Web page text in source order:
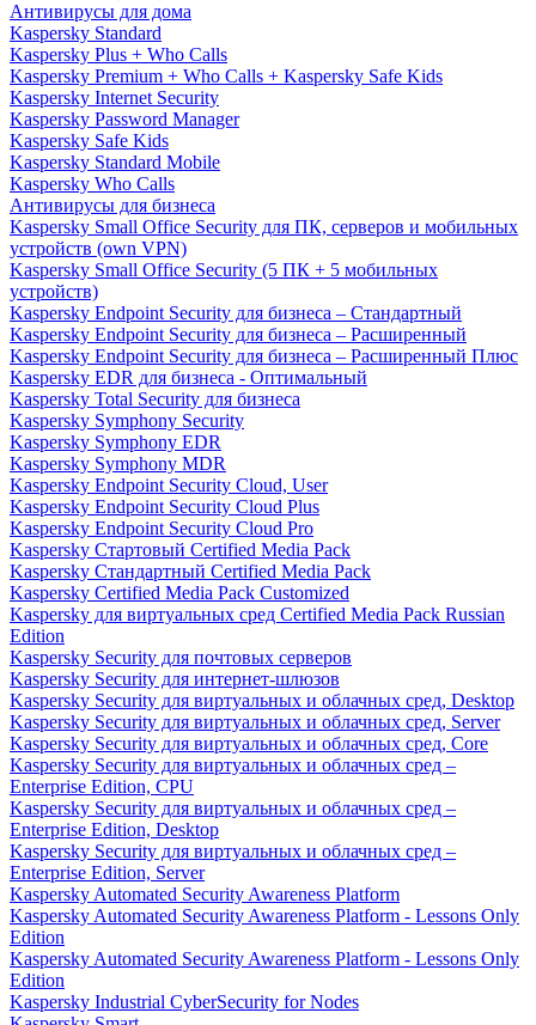
Антивирусы для дома
Kaspersky Standard
Kaspersky Plus + Who Calls
Kaspersky Premium + Who Calls + Kaspersky Safe Kids
Kaspersky Internet Security
Kaspersky Password Manager
Kaspersky Safe Kids
Kaspersky Standard Mobile
Kaspersky Who Calls
Антивирусы для бизнеса
Kaspersky Small Office Security для ПК, серверов и мобильных
устройств (own VPN)
Kaspersky Small Office Security (5 ПК + 5 мобильных
устройств)
Kaspersky Endpoint Security для бизнеса – Стандартный
Kaspersky Endpoint Security для бизнеса – Расширенный
Kaspersky Endpoint Security для бизнеса – Расширенный Плюс
Kaspersky EDR для бизнеса - Оптимальный
Kaspersky Total Security для бизнеса
Kaspersky Symphony Security
Kaspersky Symphony EDR
Kaspersky Symphony MDR
Kaspersky Endpoint Security Cloud, User
Kaspersky Endpoint Security Cloud Plus
Kaspersky Endpoint Security Cloud Pro
Kaspersky Стартовый Certified Media Pack
Kaspersky Стандартный Certified Media Pack
Kaspersky Certified Media Pack Customized
Kaspersky для виртуальных сред Certified Media Pack Russian
Edition
Kaspersky Security для почтовых серверов
Kaspersky Security для интернет-шлюзов
Kaspersky Security для виртуальных и облачных сред, Desktop
Kaspersky Security для виртуальных и облачных сред, Server
Kaspersky Security для виртуальных и облачных сред, Core
Kaspersky Security для виртуальных и облачных сред –
Enterprise Edition, CPU
Kaspersky Security для виртуальных и облачных сред –
Enterprise Edition, Desktop
Kaspersky Security для виртуальных и облачных сред –
Enterprise Edition, Server
Kaspersky Automated Security Awareness Platform
Kaspersky Automated Security Awareness Platform - Lessons Only
Edition
Kaspersky Automated Security Awareness Platform - Lessons Only
Edition
Kaspersky Industrial CyberSecurity for Nodes